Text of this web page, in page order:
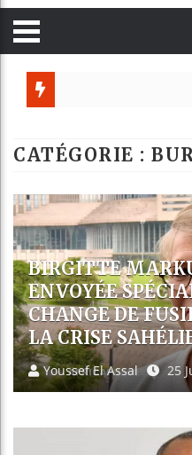
CATÉGORIE :
CAN 2032 : LES
L’ALLIANCE DES
AFFICHENT
D’ACCUEILLIR LE
Youssef El Assal 23